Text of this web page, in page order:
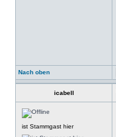
Nach oben
icabell
ist Stammgast hier